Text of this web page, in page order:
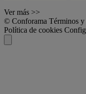
Ver más >>
© Conforama Términos
Política de cookies